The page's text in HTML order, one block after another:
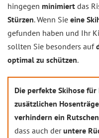
hingegen minimiert das
Stürzen. Wenn Sie eine
gefunden haben und Ihr
sollten Sie besonders auf
optimal zu schützen.
Die perfekte Skihose
zusätzlichen
verhindern ein Rutschen
dass auch deruntere